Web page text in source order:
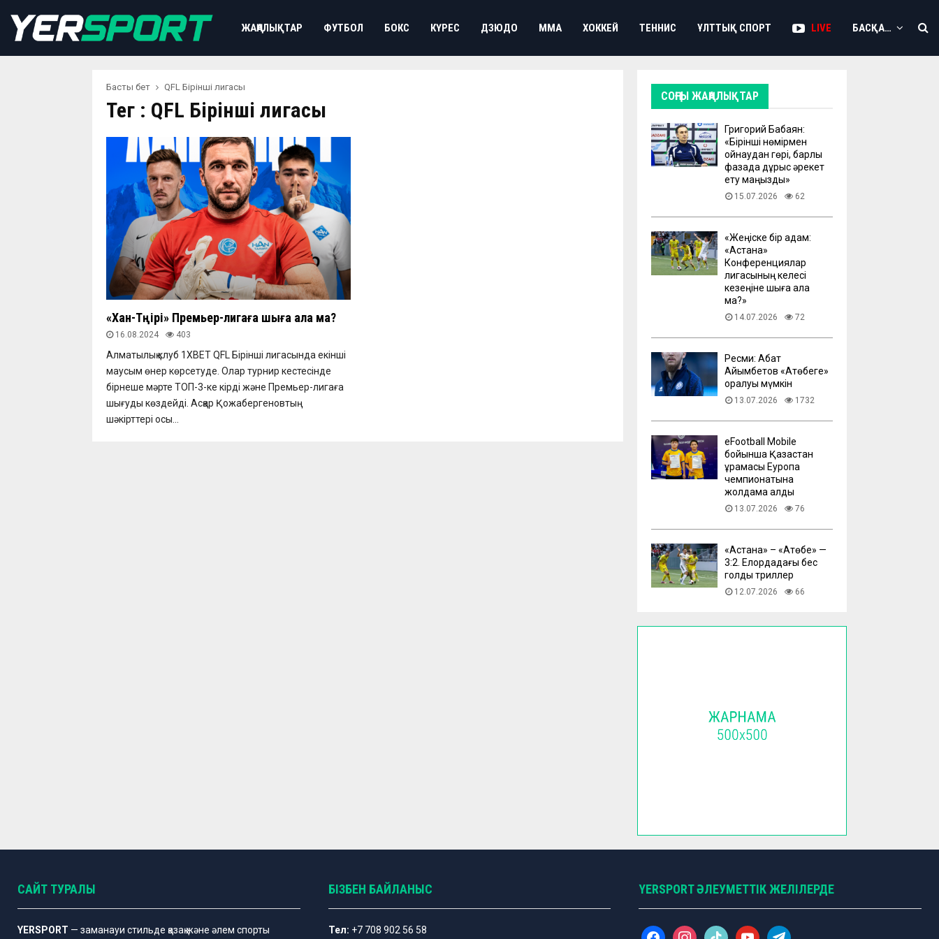
ЖАҢАЛЫҚТАР ФУТБОЛ БОКС КҮРЕС ДЗЮДО ММА ХОККЕЙ ТЕННИС ҰЛТТЫҚ СПОРТ LIVE БАСҚА…
Басты бет QFL Бірінші лигасы
Тег : QFL Бірінші лигасы
«Хан-Тәңірі» Премьер-лигаға шыға ала ма?
16.08.2024 403
Алматылық клуб 1ХВЕТ QFL Бірінші лигасында екінші
маусым өнер көрсетуде. Олар турнир кестесінде
бірнеше мәрте ТОП-3-ке кірді және Премьер-лигаға
шығуды көздейді. Асқар Қожабергеновтың
шәкірттері осы...
СОҢҒЫ ЖАҢАЛЫҚТАР
Григорий Бабаян:
«Бірінші нөмірмен
ойнаудан гөрі, барлық
фазада дұрыс әрекет
ету маңызды»
15.07.2026 62
«Жеңіске бір қадам:
«Астана»
Конференциялар
лигасының келесі
кезеңіне шыға ала
ма?»
14.07.2026 72
Ресми: Абат
Айымбетов «Ақтөбеге»
оралуы мүмкін
13.07.2026 1732
eFootball Mobile
бойынша Қазақстан
құрамасы Еуропа
чемпионатына
жолдама алды
13.07.2026 76
​«Астана» – «Ақтөбе» —
3:2. Елордадағы бес
голдық триллер
12.07.2026 66
САЙТ ТУРАЛЫ
YERSPORT — заманауи стильде қазақ және әлем спорты
БІЗБЕН БАЙЛАНЫС
Тел: +7 708 902 56 58
YERSPORT ӘЛЕУМЕТТІК ЖЕЛІЛЕРДЕ
f i t y t